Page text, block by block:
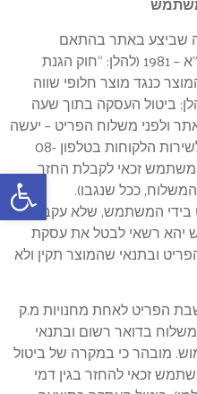
שביצע באתר בהתאם
להוראות חוק הגנת הצרכן, התשמ”א – 1981 (להלן: “חוק הגנת
כנגד מוצר חלופי שווה
ביטול העסקה בתוך שעה
ולפני משלוח הפריט – יעשה
באמצעות הודעת ביטול טלפונית לשירות הלקוחות בטלפון 08-
המשתמש זכאי לקבלת החזר
ככל שנגבו).
בידי המשתמש, שלא עקב פגם
יהא רשאי לבטל את עסקת
קבלת הפריט ובתנאי שהמוצר תקין ולא
הפריט לאחת מחנויות מ.ק
בדואר רשום ובתנאי
מובהר כי במקרה של ביטול
זכאי להחזר בגין דמי